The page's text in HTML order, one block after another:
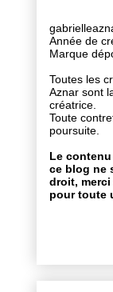
Année de
Marque
Toutes les
Aznar sont
créatrice.
Toute
poursuite.
Le
ce blog ne
droit,
pour toute